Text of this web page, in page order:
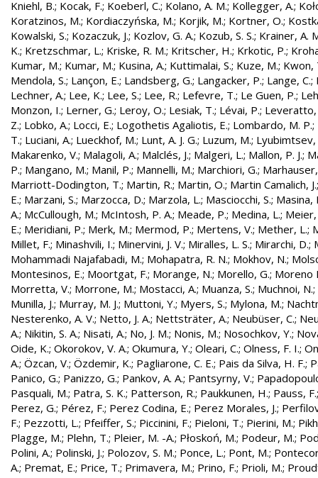
Kniehl, B.; Kocak, F.; Koeberl, C.; Kolano, A. M.; Kollegger, A.;
Koratzinos, M.; Kordiaczyńska, M.; Korjik, M.; Kortner, O.;
Kowalski, S.; Kozaczuk, J.; Kozlov, G. A.; Kozub, S. S.; Krainer, A.
K.; Kretzschmar, L.; Kriske, R. M.; Kritscher, H.; Krkotic, P.;
Kumar, M.; Kumar, M.; Kusina, A.; Kuttimalai, S.; Kuze, M.; Kwon,
Mendola, S.; Lançon, E.; Landsberg, G.; Langacker, P.; Lange, C.;
Lechner, A.; Lee, K.; Lee, S.; Lee, R.; Lefevre, T.; Le Guen, P.;
Monzon, I.; Lerner, G.; Leroy, O.; Lesiak, T.; Lévai, P.; Leveratto,
Z.; Lobko, A.; Locci, E.; Logothetis Agaliotis, E.; Lombardo, M. P.;
T.; Luciani, A.; Lueckhof, M.; Lunt, A. J. G.; Luzum, M.; Lyubimtsev,
Makarenko, V.; Malagoli, A.; Malclés, J.; Malgeri, L.; Mallon, P. J.;
P.; Mangano, M.; Manil, P.; Mannelli, M.; Marchiori, G.;
Marriott-Dodington, T.; Martin, R.; Martin, O.; Martin Camalich, J.
E.; Marzani, S.; Marzocca, D.; Marzola, L.; Masciocchi, S.; Masina,
A.; McCullough, M.; McIntosh, P. A.; Meade, P.; Medina, L.; Meier,
E.; Meridiani, P.; Merk, M.; Mermod, P.; Mertens, V.; Mether, L.;
Millet, F.; Minashvili, I.; Minervini, J. V.; Miralles, L. S.; Mirarchi, D.;
Mohammadi Najafabadi, M.; Mohapatra, R. N.; Mokhov, N.;
Montesinos, E.; Moortgat, F.; Morange, N.; Morello, G.; Moreno
Morretta, V.; Morrone, M.; Mostacci, A.; Muanza, S.; Muchnoi, N.;
Munilla, J.; Murray, M. J.; Muttoni, Y.; Myers, S.; Mylona, M.;
Nesterenko, A. V.; Netto, J. A.; Nettsträter, A.; Neubüser, C.;
A.; Nikitin, S. A.; Nisati, A.; No, J. M.; Nonis, M.; Nosochkov, Y.;
Oide, K.; Okorokov, V. A.; Okumura, Y.; Oleari, C.; Olness, F. I.;
A.; Özcan, V.; Özdemir, K.; Pagliarone, C. E.; Pais da Silva, H. F.;
Panico, G.; Panizzo, G.; Pankov, A. A.; Pantsyrny, V.;
Pasquali, M.; Patra, S. K.; Patterson, R.; Paukkunen, H.; Pauss, F.
Perez, G.; Pérez, F.; Perez Codina, E.; Perez Morales, J.;
F.; Pezzotti, L.; Pfeiffer, S.; Piccinini, F.; Pieloni, T.; Pierini, M.;
Plagge, M.; Plehn, T.; Pleier, M. -A.; Płoskoń, M.; Podeur, M.;
Polini, A.; Polinski, J.; Polozov, S. M.; Ponce, L.; Pont, M.;
A.; Premat, E.; Price, T.; Primavera, M.; Prino, F.; Prioli, M.;